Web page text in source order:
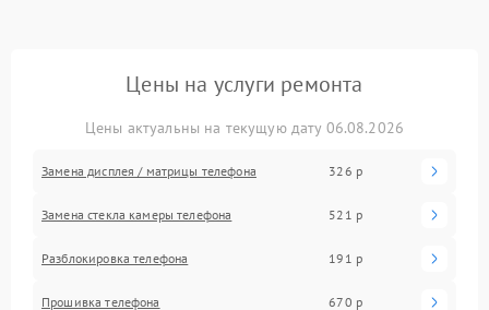
Цены на услуги ремонта
Цены актуальны на текущую дату 06.08.2026
Замена дисплея / матрицы телефона 326 р
Замена стекла камеры телефона 521 р
Разблокировка телефона 191 р
Прошивка телефона 670 р